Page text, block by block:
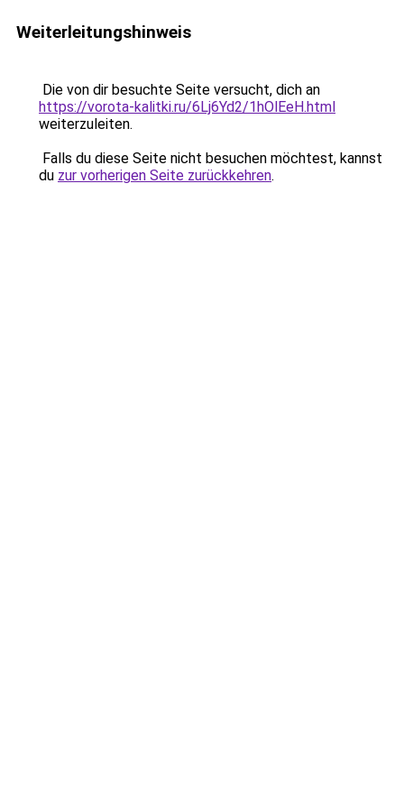
Weiterleitungshinweis
Die von dir besuchte Seite versucht, dich an
https://vorota-kalitki.ru/6Lj6Yd2/1hOlEeH.html
weiterzuleiten.
Falls du diese Seite nicht besuchen möchtest, kannst
du zur vorherigen Seite zurückkehren.